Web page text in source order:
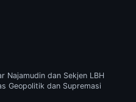
Najamudin dan Sekjen LBH
Geopolitik dan Supremasi